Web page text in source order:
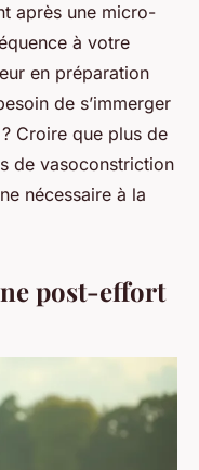
après une micro-
à votre
en préparation
de s’immerger
Croire que plus de
de vasoconstriction
nécessaire à la
post-effort